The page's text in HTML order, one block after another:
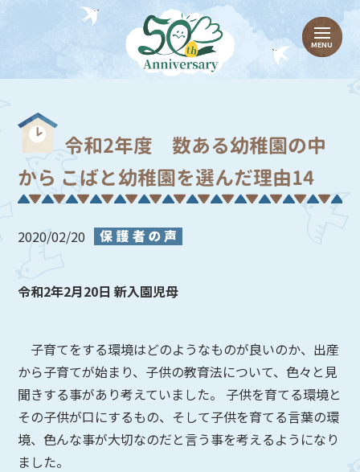
令和2年度 数ある幼稚園の中
から こばと幼稚園を選んだ理由14
2020/02/20
令和2年2月20日 新入園児母
子育てをする環境はどのようなものが良いのか、出産
から子育てが始まり、子供の教育法について、色々と見
聞きする事があり考えていました。 子供を育てる環境と
その子供が口にするもの、そして子供を育てる言葉の環
境、色んな事が大切なのだと言う事を考えるようになり
ました。